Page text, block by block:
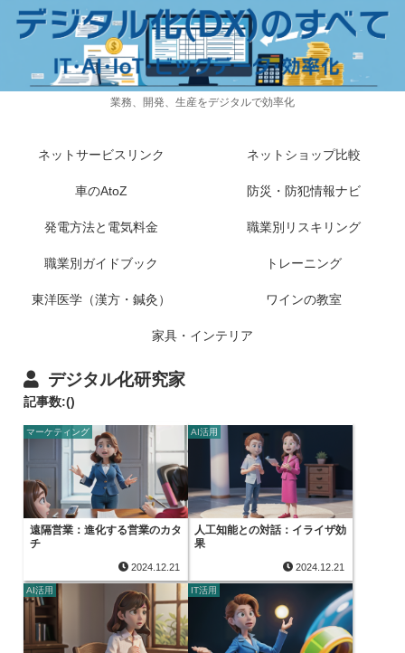
業務、開発、生産をデジタルで効率化
ネットサービスリンク ネットショップ比較
車のAtoZ 防災・防犯情報ナビ
発電方法と電気料金 職業別リスキリング
職業別ガイドブック トレーニング
東洋医学（漢方・鍼灸） ワインの教室
家具・インテリア
デジタル化研究家
記事数:()
マーケティング
遠隔営業：進化する営業のカタ
チ
2024.12.21
AI活用
人工知能との対話：イライザ効
果
2024.12.21
AI活用 IT活用